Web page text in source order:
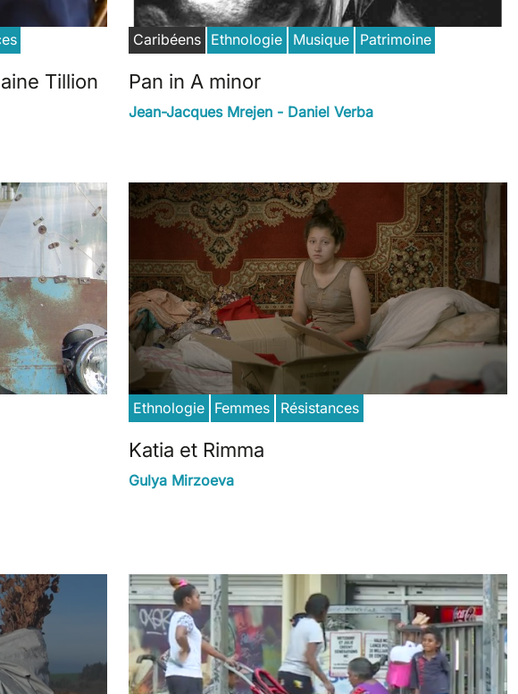
Tillion
Caribéens Ethnologie Musique Patrimoine
Pan in A minor
Jean-Jacques Mrejen - Daniel Verba
Ethnologie Femmes Résistances
Katia et Rimma
Gulya Mirzoeva